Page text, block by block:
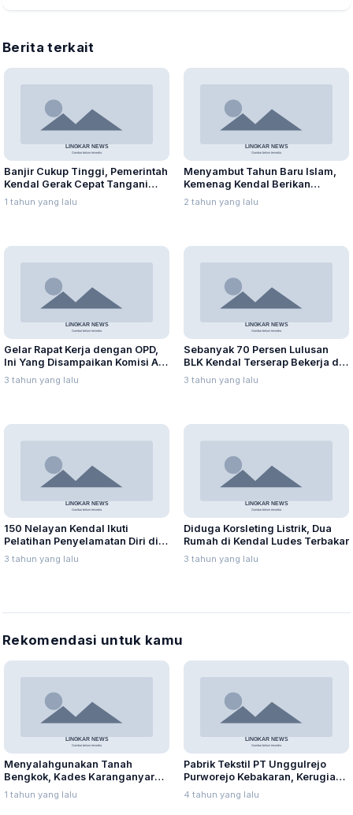
Berita terkait
Banjir Cukup Tinggi, Pemerintah
Kendal Gerak Cepat Tangani
Warga Patebon
1 tahun yang lalu
Menyambut Tahun Baru Islam,
Kemenag Kendal Berikan
Santunan kepada 240 Anak
Yatim Piatu
2 tahun yang lalu
Gelar Rapat Kerja dengan OPD,
Ini Yang Disampaikan Komisi A
DPRD Kabupaten Kendal
3 tahun yang lalu
Sebanyak 70 Persen Lulusan
BLK Kendal Terserap Bekerja di
Perusahaan
3 tahun yang lalu
150 Nelayan Kendal Ikuti
Pelatihan Penyelamatan Diri di
Laut
3 tahun yang lalu
Diduga Korsleting Listrik, Dua
Rumah di Kendal Ludes Terbakar
3 tahun yang lalu
Rekomendasi untuk kamu
Menyalahgunakan Tanah
Bengkok, Kades Karanganyar
Ditangkap Kejari
1 tahun yang lalu
Pabrik Tekstil PT Unggulrejo
Purworejo Kebakaran, Kerugian
Capai Puluhan Juta Rupiah
4 tahun yang lalu